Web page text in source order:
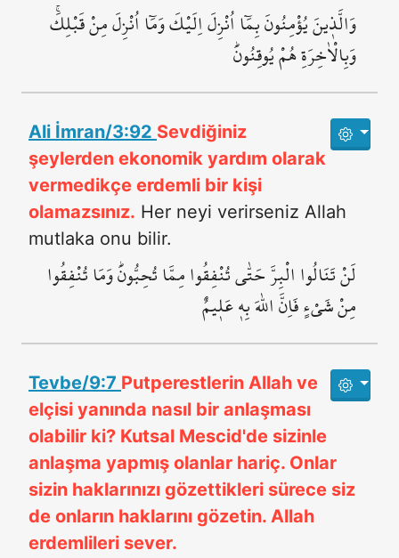
وَالَّذ۪ينَ يُؤْمِنُونَ بِمَٓا اُنْزِلَ اِلَيْكَ وَمَٓا اُنْزِلَ مِنْ قَبْلِكَۚ
وَبِالْاٰخِرَةِ هُمْ يُوقِنُونَۜ
Ali İmran/3:92 Sevdiğiniz
şeylerden ekonomik yardım olarak
vermedikçe erdemli bir kişi
olamazsınız. Her neyi verirseniz Allah
mutlaka onu bilir.
لَنْ تَنَالُوا الْبِرَّ حَتّٰى تُنْفِقُوا مِمَّا تُحِبُّونَۜ وَمَا تُنْفِقُوا
مِنْ شَيْءٍ فَاِنَّ اللّٰهَ بِه۪ عَل۪يمٌ
Tevbe/9:7 Putperestlerin Allah ve
elçisi yanında nasıl bir anlaşması
olabilir ki? Kutsal Mescid'de sizinle
anlaşma yapmış olanlar hariç. Onlar
sizin haklarınızı gözettikleri sürece siz
de onların haklarını gözetin. Allah
erdemlileri sever.